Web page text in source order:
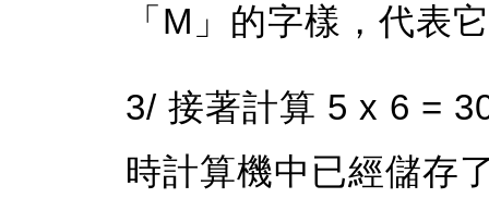
「M」的字樣，代表
3/ 接著計算 5 x 6 =
時計算機中已經儲存